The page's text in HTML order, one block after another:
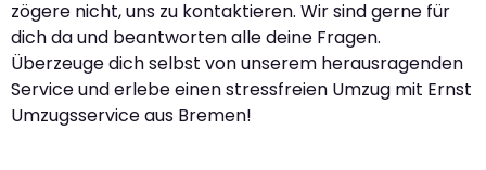
zögere nicht, uns zu kontaktieren. Wir sind gerne für
dich da und beantworten alle deine Fragen.
Überzeuge dich selbst von unserem herausragenden
Service und erlebe einen stressfreien Umzug mit Ernst
Umzugsservice aus Bremen!